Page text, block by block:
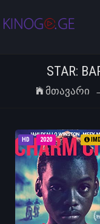
STAR:
Მთავარი
HD 2020